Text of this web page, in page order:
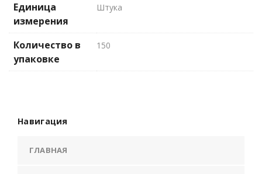
Единица
измерения
Штука
Количество в
упаковке
150
Навигация
ГЛАВНАЯ